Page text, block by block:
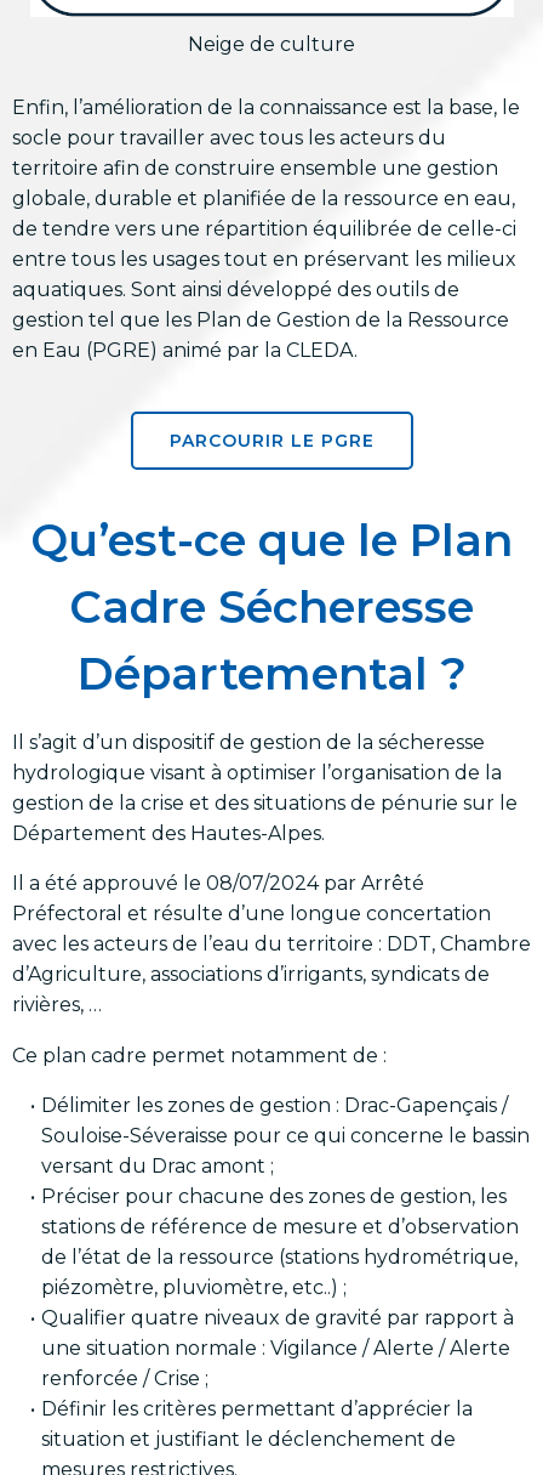
Neige de culture
Enfin, l’amélioration de la connaissance est la base, le
socle pour travailler avec tous les acteurs du
territoire afin de construire ensemble une gestion
globale, durable et planifiée de la ressource en eau,
de tendre vers une répartition équilibrée de celle-ci
entre tous les usages tout en préservant les milieux
aquatiques. Sont ainsi développé des outils de
gestion tel que les Plan de Gestion de la Ressource
en Eau (PGRE) animé par la CLEDA.
PARCOURIR LE PGRE
Qu’est-ce que le Plan
Cadre Sécheresse
Départemental ?
Il s’agit d’un dispositif de gestion de la sécheresse
hydrologique visant à optimiser l’organisation de la
gestion de la crise et des situations de pénurie sur le
Département des Hautes-Alpes.
Il a été approuvé le 08/07/2024 par Arrêté
Préfectoral et résulte d’une longue concertation
avec les acteurs de l’eau du territoire : DDT, Chambre
d’Agriculture, associations d’irrigants, syndicats de
rivières, …
Ce plan cadre permet notamment de :
Délimiter les zones de gestion : Drac-Gapençais /
Souloise-Séveraisse pour ce qui concerne le bassin
versant du Drac amont ;
Préciser pour chacune des zones de gestion, les
stations de référence de mesure et d’observation
de l’état de la ressource (stations hydrométrique,
piézomètre, pluviomètre, etc..) ;
Qualifier quatre niveaux de gravité par rapport à
une situation normale : Vigilance / Alerte / Alerte
renforcée / Crise ;
Définir les critères permettant d’apprécier la
situation et justifiant le déclenchement de
mesures restrictives.